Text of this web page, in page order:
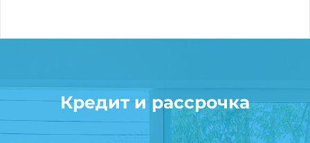
Кредит и рассрочка